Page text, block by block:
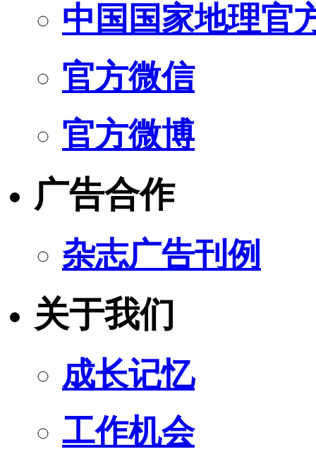
中国国家地理官
官方微信
官方微博
广告合作
杂志广告刊例
关于我们
成长记忆
工作机会